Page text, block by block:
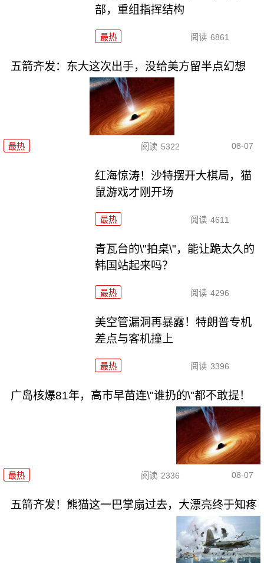
部，重组指挥结构
最热 阅读 6861
五箭齐发：东大这次出手，没给美方留半点幻想
最热 阅读 5322 08-07
红海惊涛！沙特摆开大棋局，猫
鼠游戏才刚开场
最热 阅读 4611
青瓦台的\"拍桌\"，能让跪太久的
韩国站起来吗？
最热 阅读 4296
美空管漏洞再暴露！特朗普专机
差点与客机撞上
最热 阅读 3396
广岛核爆81年，高市早苗连\"谁扔的\"都不敢提！
最热 阅读 2336 08-07
五箭齐发！熊猫这一巴掌扇过去，大漂亮终于知疼